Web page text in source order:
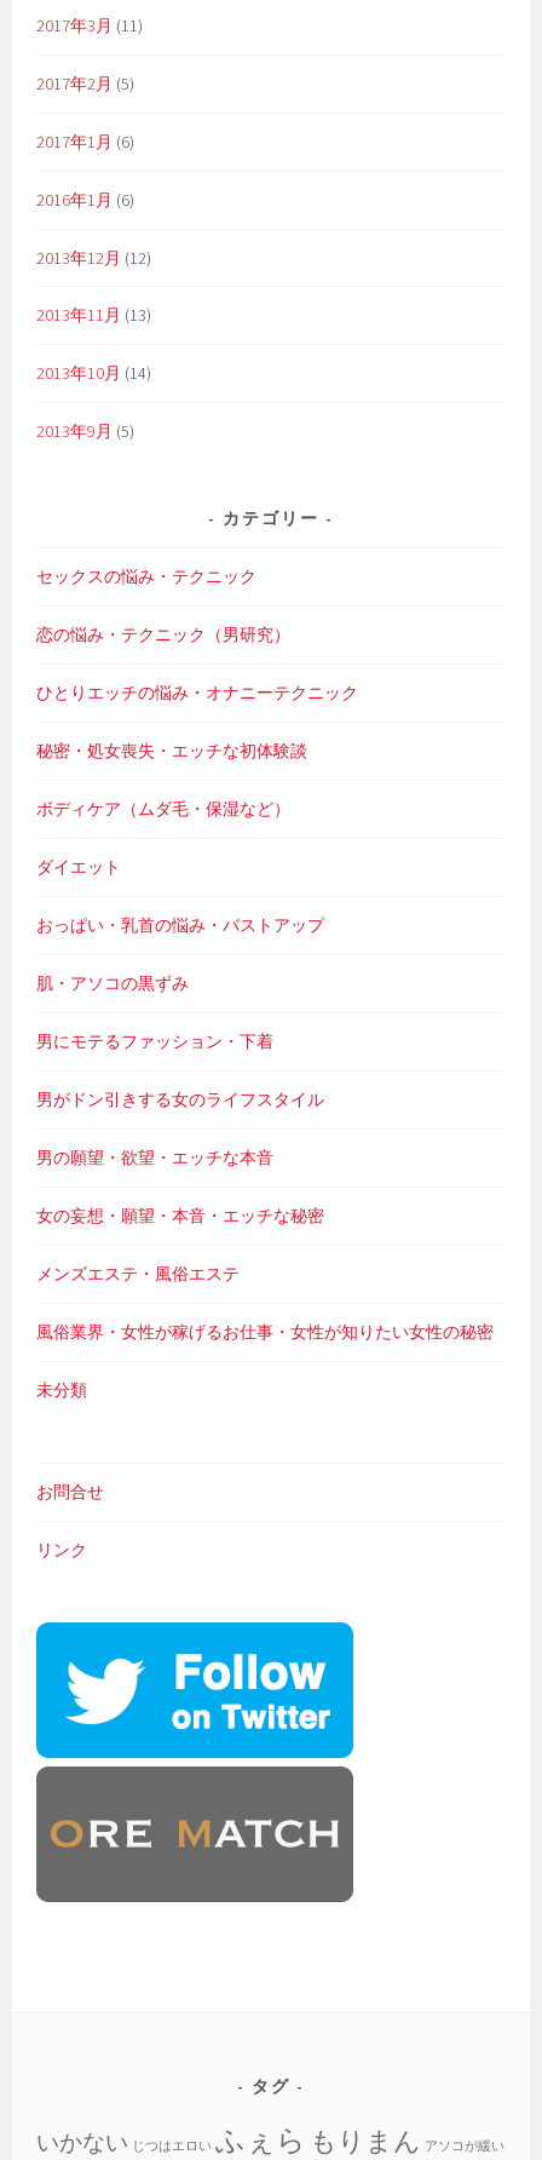
2017年3月 (11)
2017年2月 (5)
2017年1月 (6)
2016年1月 (6)
2013年12月 (12)
2013年11月 (13)
2013年10月 (14)
2013年9月 (5)
カテゴリー
セックスの悩み・テクニック
恋の悩み・テクニック（男研究）
ひとりエッチの悩み・オナニーテクニック
秘密・処女喪失・エッチな初体験談
ボディケア（ムダ毛・保湿など）
ダイエット
おっぱい・乳首の悩み・バストアップ
肌・アソコの黒ずみ
男にモテるファッション・下着
男がドン引きする女のライフスタイル
男の願望・欲望・エッチな本音
女の妄想・願望・本音・エッチな秘密
メンズエステ・風俗エステ
風俗業界・女性が稼げるお仕事・女性が知りたい女性の秘密
未分類
お問合せ
リンク
タグ
いかない じつはエロい ふぇら もりまん アソコが緩い